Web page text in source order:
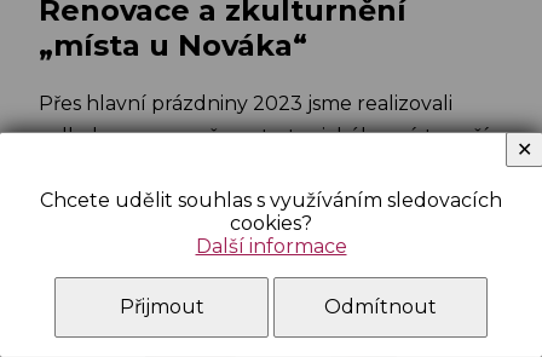
Renovace a zkulturnění
„místa u Nováka“
Přes hlavní prázdniny 2023 jsme realizovali
velkolepou proměnu strategického místa naší
Chcete udělit souhlas s využíváním sledovacích
cookies?
Další informace
Přijmout Odmítnout
✕